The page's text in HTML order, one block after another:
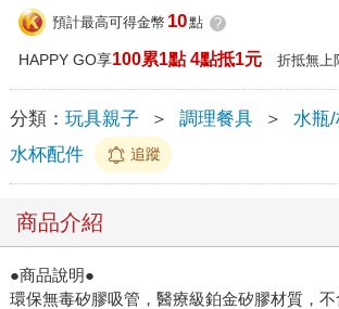
預計最高可得金幣 10點 ?
HAPPY GO享100累1點 4點抵1元 折抵無上
分類： 玩具親子 ＞ 調理餐具 ＞ 水瓶
水杯配件
追蹤
商品介紹
●商品說明●
環保無毒矽膠吸管，醫療級鉑金矽膠材質，不